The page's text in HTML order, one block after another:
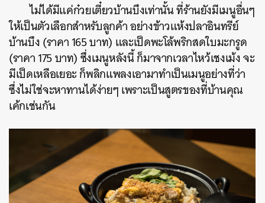
ไม่ได้มีแค่ก๋วยเตี๋ยวบ้านบึงเท่านั้น ที่ร้านยังมีเมนูอื่นๆ
ให้เป็นตัวเลือกสำหรับลูกค้า อย่างข้าวแห้งปลาอินทรีย์
บ้านบึง (ราคา 165 บาท) และเป็ดพะโล้พริกสดใบมะกรูด
(ราคา 175 บาท) ซึ่งเมนูหลังนี้ ก็มาจากเวลาไหว้เชงเม้ง จะ
มีเป็ดเหลือเยอะ ก็พลิกแพลงเอามาทำเป็นเมนูอย่างที่ว่า
ซึ่งไม่ใช่จะหาทานได้ง่ายๆ เพราะเป็นสูตรของที่บ้านคุณ
เค้กเช่นกัน